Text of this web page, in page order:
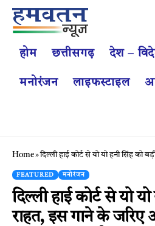
होम छत्तीसगढ़ देश –
मनोरंजन लाइफस्टाइल
Home»दिल्ली हाई कोर्ट से यो यो हनी सिंह को बड़ी राहत,
FEATURED मनोरंजन
दिल्ली हाई कोर्ट से यो
राहत, इस गाने के जरिए